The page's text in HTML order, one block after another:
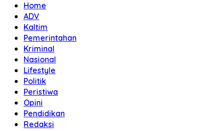
Home
ADV
Kaltim
Pemerintahan
Kriminal
Nasional
Lifestyle
Politik
Peristiwa
Opini
Pendidikan
Redaksi